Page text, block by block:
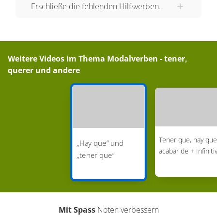
tenemos que, vosotros o vosotras tenéis que y
platos, yo los lavé la semana pasada. Wie du
Notwendigkeit aus, ohne näher zu bestimmen
an der Konjugation von „tener“ erkennen. Im
zweiten Beispiel ist „tienes“ in der zweiten Person
singular und bedeutet somit übersetzt: „Du musst
Verbalkonstruktion in den folgenden beiden
Erschließe die fehlenden Hilfsverben.
Weitere Videos im Thema Modalverben - tener,
querer und andere
„Hay que“ und
„tener que“
Tener que, hay
acabar de + Infinitiv
Mit SpassNoten verbessern